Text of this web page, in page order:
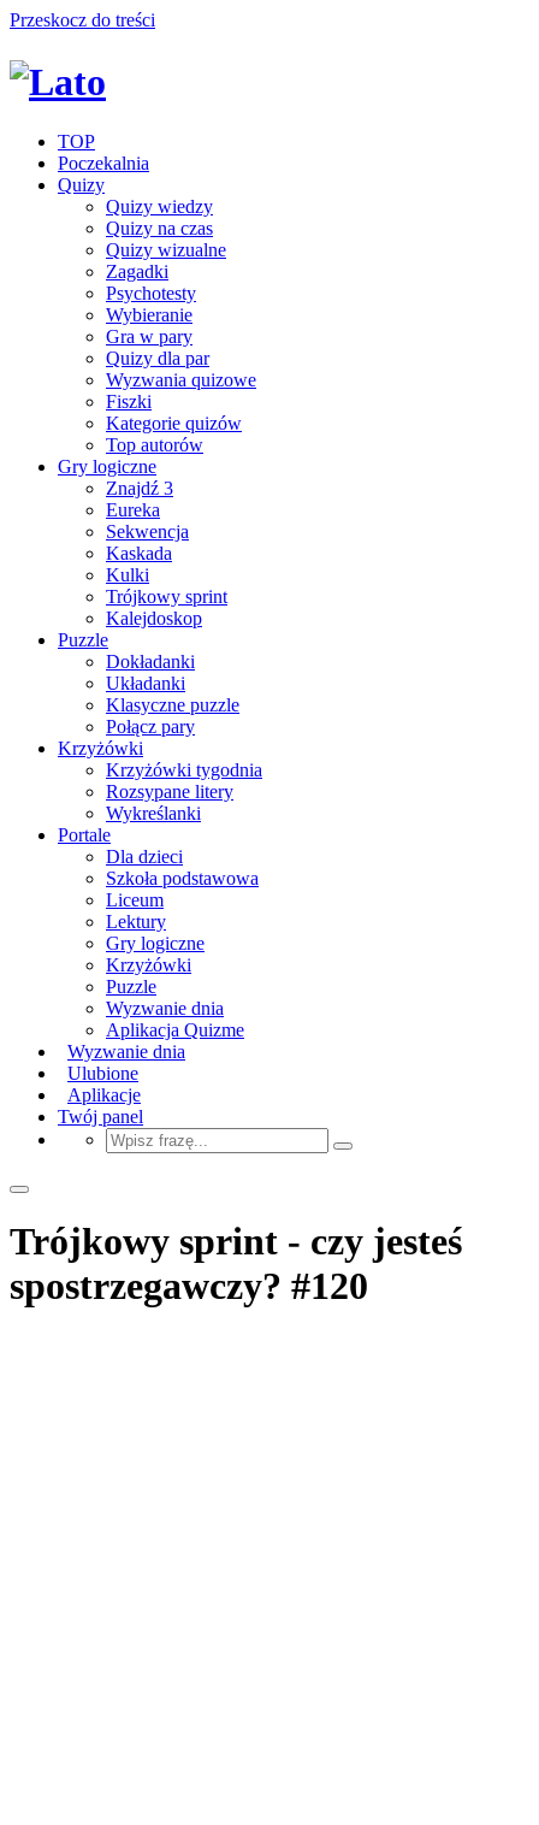
Przeskocz do treści
TOP
Poczekalnia
Quizy
Quizy wiedzy
Quizy na czas
Quizy wizualne
Zagadki
Psychotesty
Wybieranie
Gra w pary
Quizy dla par
Wyzwania quizowe
Fiszki
Kategorie quizów
Top autorów
Gry logiczne
Znajdź 3
Eureka
Sekwencja
Kaskada
Kulki
Trójkowy sprint
Kalejdoskop
Puzzle
Dokładanki
Układanki
Klasyczne puzzle
Połącz pary
Krzyżówki
Krzyżówki tygodnia
Rozsypane litery
Wykreślanki
Portale
Dla dzieci
Szkoła podstawowa
Liceum
Lektury
Gry logiczne
Krzyżówki
Puzzle
Wyzwanie dnia
Aplikacja Quizme
Wyzwanie dnia
Ulubione
Aplikacje
Twój panel
Trójkowy sprint - czy jesteś
spostrzegawczy? #120